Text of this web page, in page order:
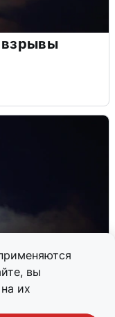
вы
на их
взрывы